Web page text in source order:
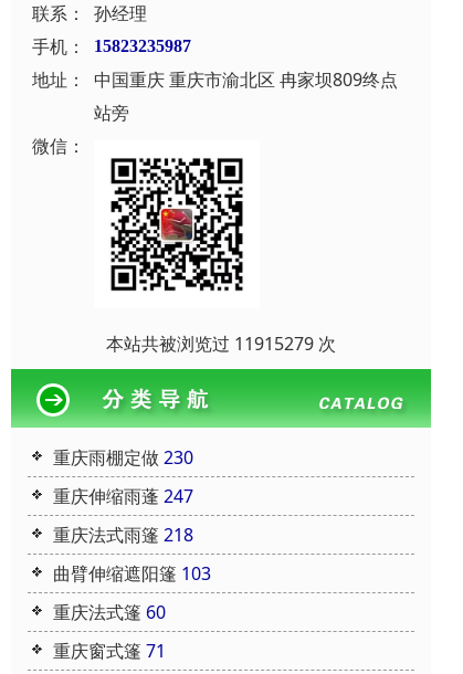
联系：
孙经理
手机：
15823235987
地址：
中国重庆 重庆市渝北区 冉家坝809终点
站旁
微信：
本站共被浏览过 11915279 次
重庆雨棚定做230
重庆伸缩雨蓬247
重庆法式雨篷 218
曲臂伸缩遮阳篷 103
重庆法式篷 60
重庆窗式篷 71